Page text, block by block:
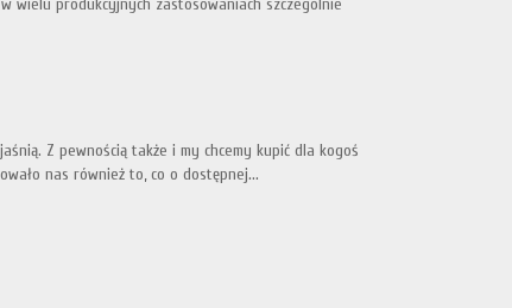
Z pewnością także i my chcemy kupić dla kogoś
nas również to, co o dostępnej...